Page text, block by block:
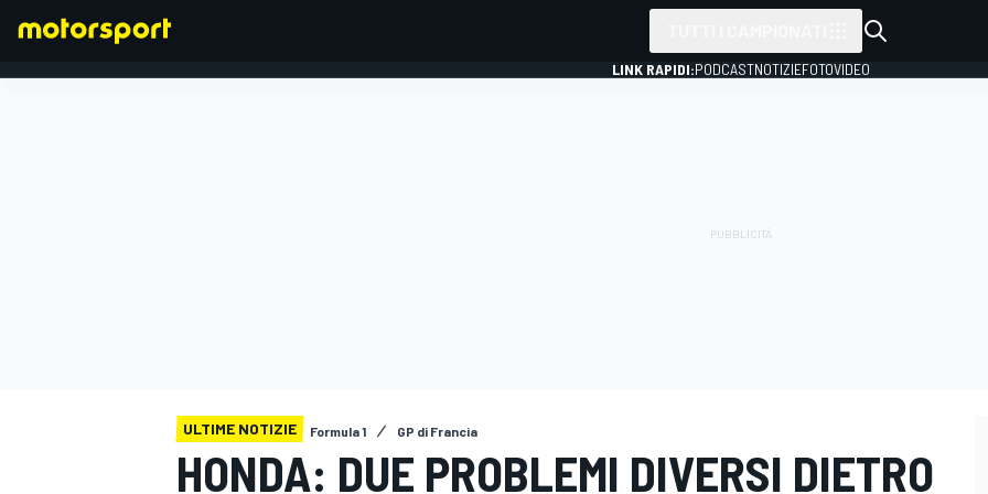
LINK RAPIDI:PODCASTNOTIZIEFOTOVIDEO
ULTIME NOTIZIE Formula 1 GP di Francia
HONDA: DUE PROBLEMI DIVERSI DIETRO